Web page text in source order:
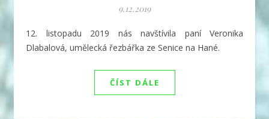
9.12.2019
12. listopadu 2019 nás navštívila paní Veronika
Dlabalová, umělecká řezbářka ze Senice na Hané.
ČÍST DÁLE